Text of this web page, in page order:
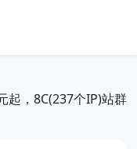
起，8C(237个IP)站群